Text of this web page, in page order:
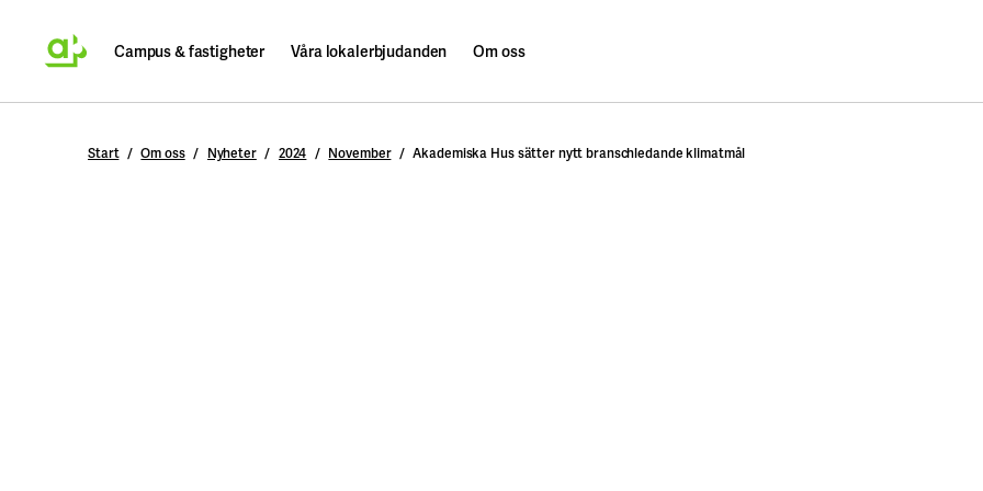
Campus & fastigheter Våra lokalerbjudanden Om oss
Sök
Start Om oss Nyheter 2024 November Akademiska Hus sätter nytt branschledande klimatmål